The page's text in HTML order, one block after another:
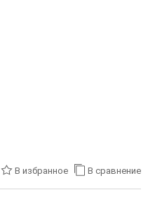
В избранное В сравнение